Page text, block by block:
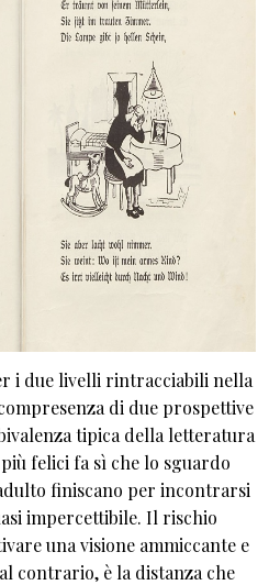
i due livelli rintracciabili nella
di due prospettive
tipica della letteratura
felici fa sì che lo sguardo
finiscano per incontrarsi
impercettibile. Il rischio
una visione ammiccante e
contrario, è la distanza che